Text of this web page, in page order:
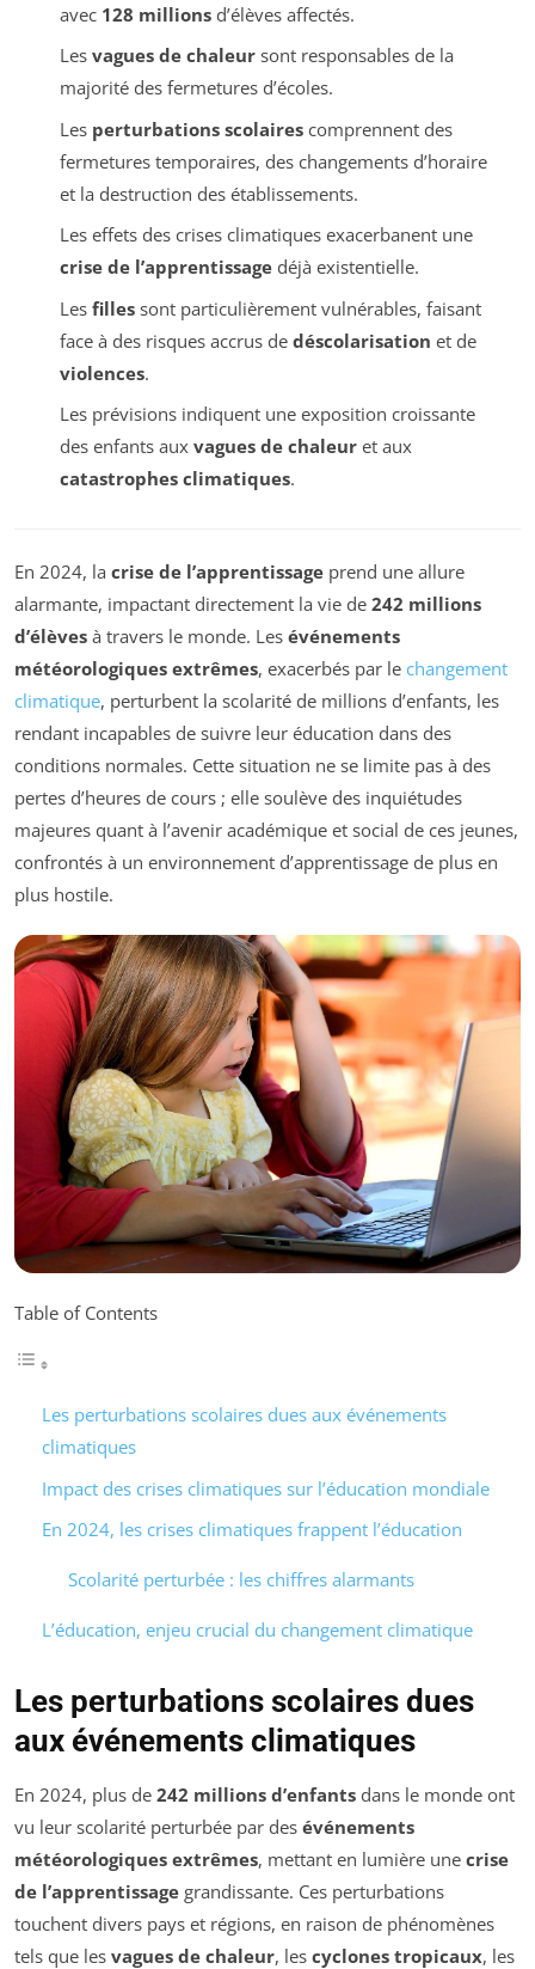
avec 128 millionsd’élèves affectés.
Les vagues de chaleursont responsables de la
majorité des fermetures d’écoles.
Les perturbations scolairescomprennent des
fermetures temporaires, des changements d’horaire
et la destruction des établissements.
Les effets des crises climatiques exacerbanent une
crise de l’apprentissagedéjà existentielle.
Les fillessont particulièrement vulnérables, faisant
face à des risques accrus de déscolarisation et de
violences.
Les prévisions indiquent une exposition croissante
des enfants aux vagues de chaleuret aux
catastrophes climatiques.
En 2024, la crise de l’apprentissage prend une allure
alarmante, impactant directement la vie de 242 millions
d’élèves à travers le monde. Les événements
météorologiques extrêmes, exacerbés par le changement
climatique, perturbent la scolarité de millions d’enfants, les
rendant incapables de suivre leur éducation dans des
conditions normales. Cette situation ne se limite pas à des
pertes d’heures de cours ; elle soulève des inquiétudes
majeures quant à l’avenir académique et social de ces jeunes,
confrontés à un environnement d’apprentissage de plus en
plus hostile.
Table of Contents
Les perturbations scolaires dues aux événements
climatiques
Impact des crises climatiques sur l’éducation mondiale
En 2024, les crises climatiques frappent l’éducation
Scolarité perturbée : les chiffres alarmants
L’éducation, enjeu crucial du changement climatique
Les perturbations scolaires dues
aux événements climatiques
En 2024, plus de 242 millions d’enfants dans le monde ont
vu leur scolarité perturbée par des événements
météorologiques extrêmes, mettant en lumière une crise
de l’apprentissage grandissante. Ces perturbations
touchent divers pays et régions, en raison de phénomènes
tels que les vagues de chaleur, les cyclones tropicaux, les